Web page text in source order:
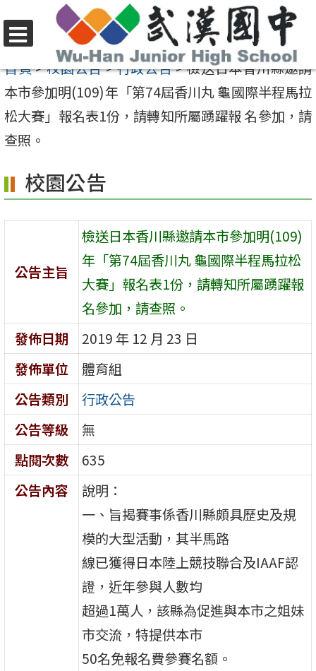
至
要
內
容
選
單
首頁>校園公告>行政公告>檢送日本香川縣邀請
本市參加明(109)年「第74屆香川丸 龜國際半程馬拉
松大賽」報名表1份，請轉知所屬踴躍報 名參加，請
查照。
校園公告
公告主旨
檢送日本香川縣邀請本市參加明(109)
年「第74屆香川丸 龜國際半程馬拉松
大賽」報名表1份，請轉知所屬踴躍報
名參加，請查照。
發佈日期
2019 年 12 月 23 日
發佈單位
體育組
公告類別
行政公告
公告等級
無
點閱次數
635
公告內容
說明：
一、旨揭賽事係香川縣頗具歷史及規
模的大型活動，其半馬路
線已獲得日本陸上競技聯合及IAAF認
證，近年參與人數均
超過1萬人，該縣為促進與本市之姐妹
市交流，特提供本市
50名免報名費參賽名額。